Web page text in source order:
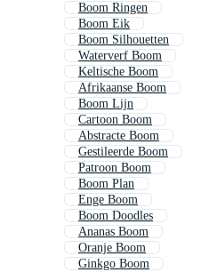
Boom Ringen
Boom Eik
Boom Silhouetten
Waterverf Boom
Keltische Boom
Afrikaanse Boom
Boom Lijn
Cartoon Boom
Abstracte Boom
Gestileerde Boom
Patroon Boom
Boom Plan
Enge Boom
Boom Doodles
Ananas Boom
Oranje Boom
Ginkgo Boom